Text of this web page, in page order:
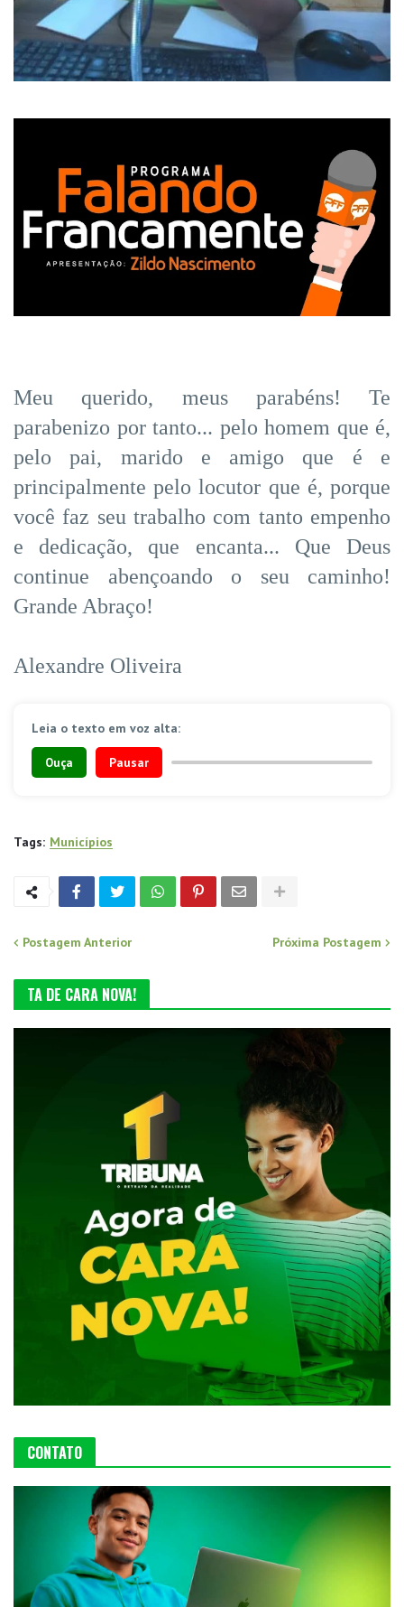
Meu querido, meus parabéns! Te
parabenizo por tanto... pelo homem que é,
pelo pai, marido e amigo que é e
principalmente pelo locutor que é, porque
você faz seu trabalho com tanto empenho
e dedicação, que encanta... Que Deus
continue abençoando o seu caminho!
Grande Abraço!
Alexandre Oliveira
Leia o texto em voz alta:
Ouça Pausar
Tags: Municípios
Postagem Anterior Próxima Postagem
TA DE CARA NOVA!
CONTATO